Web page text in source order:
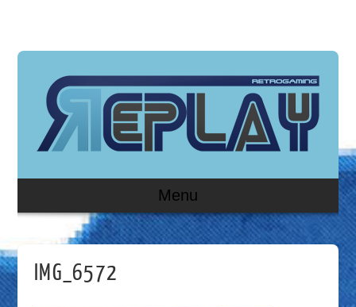
Menu
IMG_6572